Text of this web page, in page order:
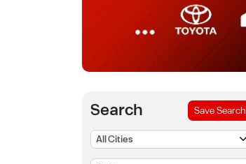
Search Save Search